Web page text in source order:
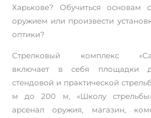
i
v
e
Харькове? Обучиться основам
оружием или произвести
оптики?
Стрелковый комплекс
включает в себя площадки
стендовой и практической
м до 200 м, «Школу
арсенал оружия, магазин,